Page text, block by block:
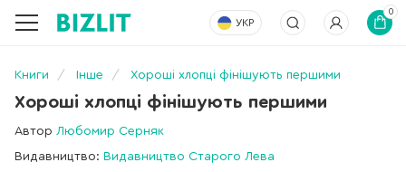
УКР
0
Книги Інше Хороші хлопці фінішують першими
Хороші хлопці фінішують першими
Автор Любомир Серняк
Видавництво: Видавництво Старого Лева